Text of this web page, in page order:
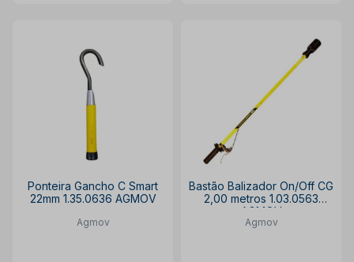
Ponteira Gancho C Smart
22mm 1.35.0636 AGMOV
Agmov
Bastão Balizador On/Off CG
2,00 metros 1.03.0563
AGMOV
Agmov